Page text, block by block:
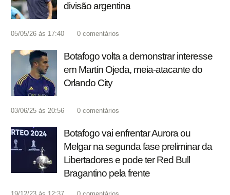
divisão argentina
05/05/26 às 17:40 0 comentários
Botafogo volta a demonstrar interesse
em Martín Ojeda, meia-atacante do
Orlando City
03/06/25 às 20:56 0 comentários
Botafogo vai enfrentar Aurora ou
Melgar na segunda fase preliminar da
Libertadores e pode ter Red Bull
Bragantino pela frente